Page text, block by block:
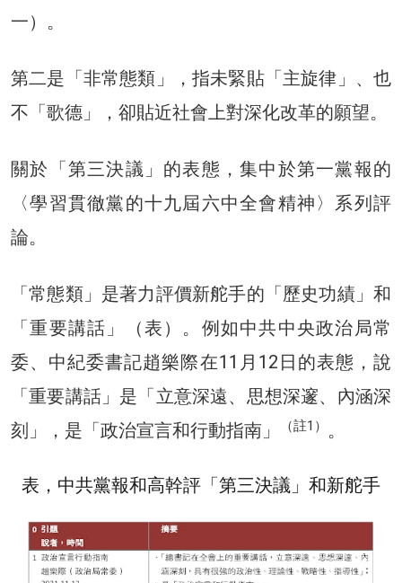
一）。
第二是「非常態類」，指未緊貼「主旋律」、也
不「歌德」，卻貼近社會上對深化改革的願望。
關於「第三決議」的表態，集中於第一黨報的
〈學習貫徹黨的十九屆六中全會精神〉系列評
論。
「常態類」是著力評價新舵手的「歷史功績」和
「重要講話」（表）。例如中共中央政治局常
委、中紀委書記趙樂際在11月12日的表態，說
「重要講話」是「立意深遠、思想深邃、內涵深
刻」，是「政治宣言和行動指南」
（註1） 。
表，中共黨報和高幹評「第三決議」和新舵手